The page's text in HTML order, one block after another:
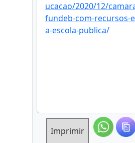
ucacao/2020/12/
fundeb-com-recursos-
a-escola-publica/
Imprimir